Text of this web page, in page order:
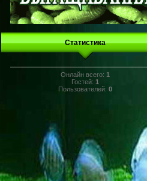
Статистика
Онлайн всего: 1
Гостей: 1
Пользователей: 0